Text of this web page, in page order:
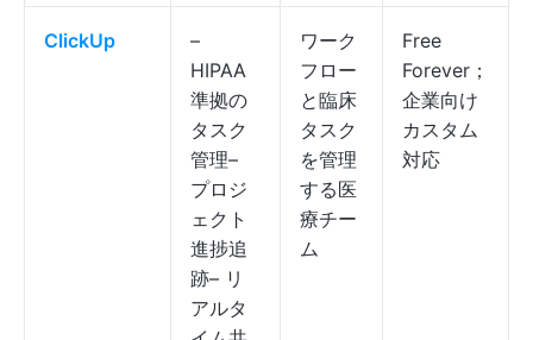
ClickUp
–
HIPAA
準拠の
タスク
管理–
プロジ
ェクト
進捗追
跡– リ
アルタ
ワーク
フロー
と臨床
タスク
を管理
する医
療チー
ム
Free
Forever；
企業向け
カスタム
対応